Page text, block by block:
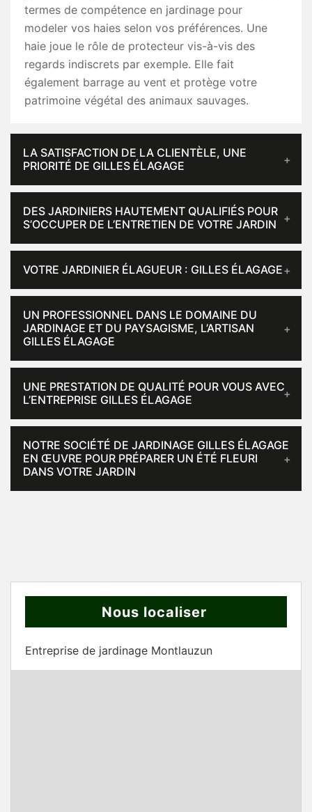
termes de compétence en jardinage pour
modeler vos haies selon vos préférences. Une
haie joue le rôle de protecteur vis-à-vis des
regards indiscrets par exemple. Elle fait
également barrage au vent et protège votre
patrimoine végétal des animaux sauvages.
LA SATISFACTION DE LA CLIENTÈLE, UNE
PRIORITÉ DE GILLES ÉLAGAGE
DES JARDINIERS HAUTEMENT QUALIFIÉS POUR
S’OCCUPER DE L’ENTRETIEN DE VOTRE JARDIN
VOTRE JARDINIER ÉLAGUEUR : GILLES ÉLAGAGE
UN PROFESSIONNEL DANS LE DOMAINE DU
JARDINAGE ET DU PAYSAGISME, L’ARTISAN
GILLES ÉLAGAGE
UNE PRESTATION DE QUALITÉ POUR VOUS AVEC
L’ENTREPRISE GILLES ÉLAGAGE
NOTRE SOCIÉTÉ DE JARDINAGE GILLES ÉLAGAGE
EN ŒUVRE POUR PRÉPARER UN ÉTÉ FLEURI
DANS VOTRE JARDIN
Nous localiser
Entreprise de jardinage Montlauzun